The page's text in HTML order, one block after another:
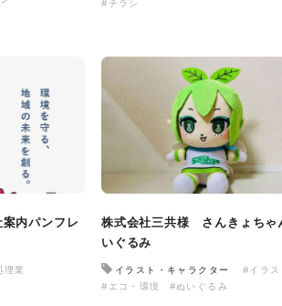
ザザ中央館様
施設・店舗サイト
#チラシ
内パンフレ
理業
株式会社三共様 さんきょちゃ
いぐるみ
イラスト・キャラクター
#イラス
#エコ・環境
#ぬいぐるみ